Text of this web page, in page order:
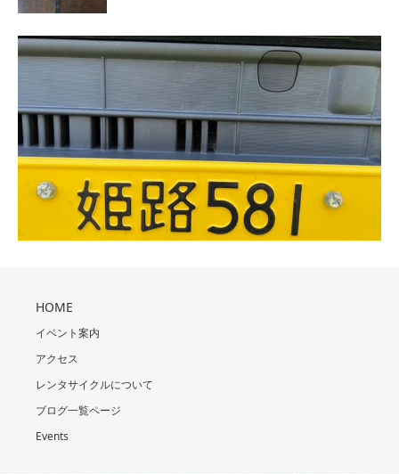
HOME
イベント案内
アクセス
レンタサイクルについて
ブログ一覧ページ
Events